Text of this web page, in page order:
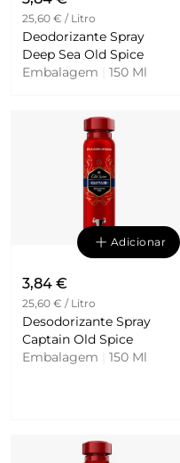
25,60 € / Litro
Deodorizante Spray
Deep Sea Old Spice
Embalagem
150 Ml
Adicionar
3,84 €
25,60 € / Litro
Desodorizante Spray
Captain Old Spice
Embalagem
150 Ml